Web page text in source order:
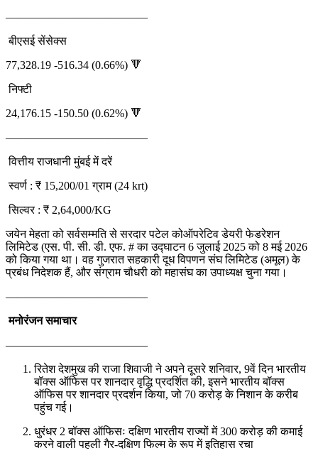
————————————–
बीएसई सेंसेक्स
77,328.19 -516.34 (0.66%) 🔻
निफ्टी
24,176.15 -150.50 (0.62%) 🔻
————————————–
वित्तीय राजधानी मुंबई में दरें
स्वर्ण : ₹ 15,200/01 ग्राम (24 krt)
सिल्वर : ₹ 2,64,000/KG
जयेन मेहता को सर्वसम्मति से सरदार पटेल कोऑपरेटिव डेयरी फेडरेशन
लिमिटेड (एस. पी. सी. डी. एफ. # का उद्घाटन 6 जुलाई 2025 को 8 मई 2026
को किया गया था। वह गुजरात सहकारी दूध विपणन संघ लिमिटेड (अमूल) के
प्रबंध निदेशक हैं, और संग्राम चौधरी को महासंघ का उपाध्यक्ष चुना गया।
————————————–
मनोरंजन समाचार
————————————–
रितेश देशमुख की राजा शिवाजी ने अपने दूसरे शनिवार, 9वें दिन भारतीय
बॉक्स ऑफिस पर शानदार वृद्धि प्रदर्शित की, इसने भारतीय बॉक्स
ऑफिस पर शानदार प्रदर्शन किया, जो 70 करोड़ के निशान के करीब
पहुंच गई।
धुरंधर 2 बॉक्स ऑफिसः दक्षिण भारतीय राज्यों में 300 करोड़ की कमाई
करने वाली पहली गैर-दक्षिण फिल्म के रूप में इतिहास रचा